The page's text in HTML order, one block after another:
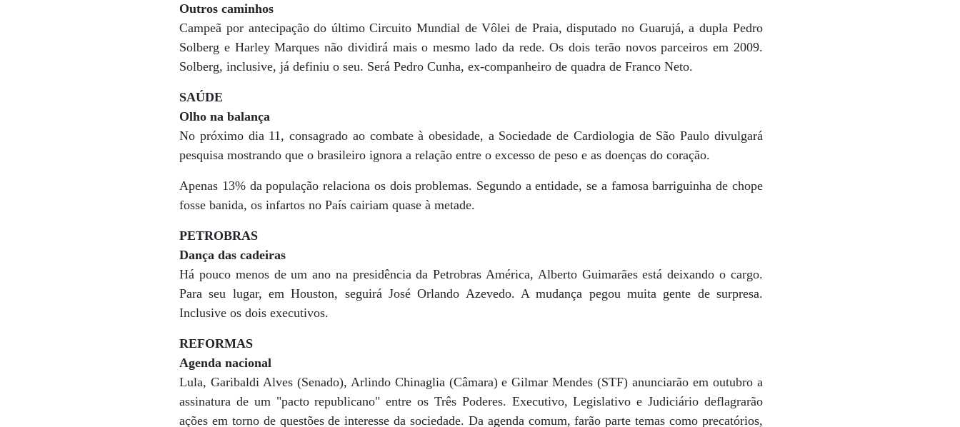
Outros caminhos
Campeã por antecipação do último Circuito Mundial de Vôlei de Praia, disputado no Guarujá, a dupla Pedro
Solberg e Harley Marques não dividirá mais o mesmo lado da rede. Os dois terão novos parceiros em 2009.
Solberg, inclusive, já definiu o seu. Será Pedro Cunha, ex-companheiro de quadra de Franco Neto.
SAÚDE
Olho na balança
No próximo dia 11, consagrado ao combate à obesidade, a Sociedade de Cardiologia de São Paulo divulgará
pesquisa mostrando que o brasileiro ignora a relação entre o excesso de peso e as doenças do coração.
Apenas 13% da população relaciona os dois problemas. Segundo a entidade, se a famosa barriguinha de chope
fosse banida, os infartos no País cairiam quase à metade.
PETROBRAS
Dança das cadeiras
Há pouco menos de um ano na presidência da Petrobras América, Alberto Guimarães está deixando o cargo.
Para seu lugar, em Houston, seguirá José Orlando Azevedo. A mudança pegou muita gente de surpresa.
Inclusive os dois executivos.
REFORMAS
Agenda nacional
Lula, Garibaldi Alves (Senado), Arlindo Chinaglia (Câmara) e Gilmar Mendes (STF) anunciarão em outubro a
assinatura de um "pacto republicano" entre os Três Poderes. Executivo, Legislativo e Judiciário deflagrarão
ações em torno de questões de interesse da sociedade. Da agenda comum, farão parte temas como precatórios,